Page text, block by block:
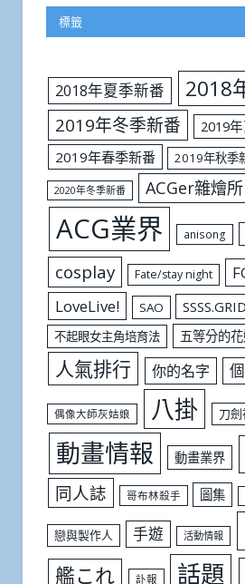
標籤
2018年夏季新番 2018
2019年冬季新番
2019
2019年春季新番
2019年秋季
2020年冬季新番 ACGer雜燴所
ACG業界 anisong
cosplay Fate/stay night
LoveLive! SAO
不起眼女主角培育法 五等分的
人氣排行 你的名字
偶像大師灰姑娘 八掛 刀
動畫情報 動畫業界
同人誌 哥布林殺手 圖集
戀與製作人 手遊 活動情報
艦これ 訃報 話題